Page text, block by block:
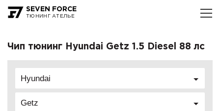
SEVEN FORCE
ТЮНИНГ АТЕЛЬЕ
Чип тюнинг Hyundai Getz 1.5 Diesel 88 лс
Hyundai
Getz